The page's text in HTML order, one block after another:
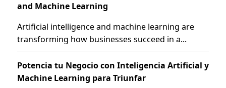
and Machine Learning
Artificial intelligence and machine learning are
transforming how businesses succeed in a...
Potencia tu Negocio con Inteligencia Artificial y
Machine Learning para Triunfar